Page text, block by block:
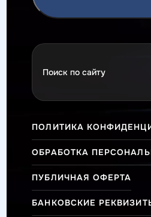
ПОЛИТИКА
ОБРАБОТКА
ПУБЛИЧНАЯ ОФЕРТА
БАНКОВСКИЕ